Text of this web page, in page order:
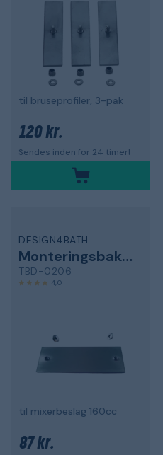
til bruseprofiler, 3-pak
120 kr.
Sendes inden for 24 timer!
DESIGN4BATH
Monteringsbakke
TBD-0206
4,0
til mixerbeslag 160cc
87 kr.